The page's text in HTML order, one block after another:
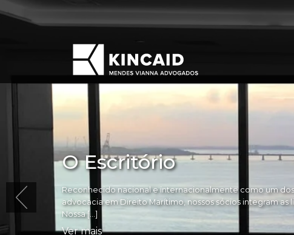
O Escritório
Reconhecido nacional e internacionalmente como um
advocacia em Direito Marítimo, nossos sócios integram as
Nossa […]
Ver mais